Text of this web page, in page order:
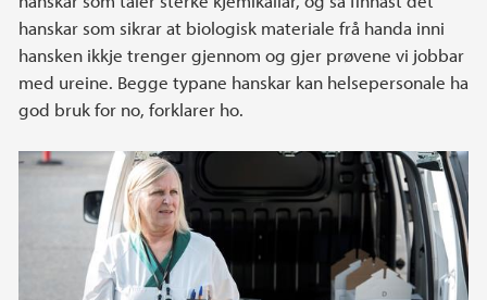
hanskar som sikrar at biologisk materiale frå handa inni
hansken ikkje trenger gjennom og gjer prøvene vi jobbar
med ureine. Begge typane hanskar kan helsepersonale ha
god bruk for no, forklarer ho.